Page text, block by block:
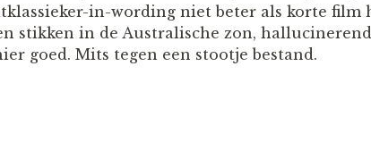
in-wording niet beter als korte film
stikken in de Australische zon,
goed. Mits tegen een stootje bestand.